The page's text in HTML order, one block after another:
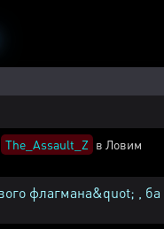
The_Assault_Z в Ловим
флагмана&quot; , ба